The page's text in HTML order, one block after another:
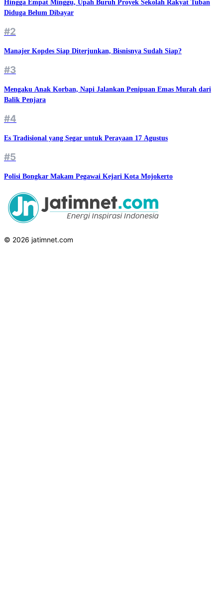
Hingga Empat Minggu, Upah Buruh Proyek Sekolah Rakyat Tuban
Diduga Belum Dibayar
#2
Manajer Kopdes Siap Diterjunkan, Bisnisnya Sudah Siap?
#3
Mengaku Anak Korban, Napi Jalankan Penipuan Emas Murah dari
Balik Penjara
#4
Es Tradisional yang Segar untuk Perayaan 17 Agustus
#5
Polisi Bongkar Makam Pegawai Kejari Kota Mojokerto
© 2026 jatimnet.com